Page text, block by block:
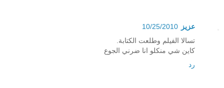
عزيز
10/25/2010
تسالا الفيلم وطلعت الكتابة.
كاين شي منكلو انا ضرني الجوع
رد